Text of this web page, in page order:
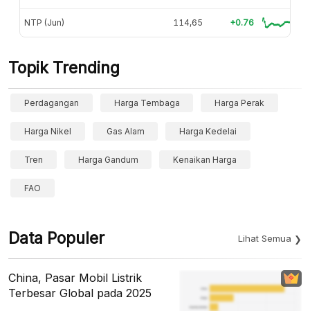
NTP (Jun) 114,65 +0.76
Topik Trending
Perdagangan Harga Tembaga Harga Perak
Harga Nikel Gas Alam Harga Kedelai
Tren Harga Gandum Kenaikan Harga
FAO
Data Populer Lihat Semua
China, Pasar Mobil Listrik
Terbesar Global pada 2025